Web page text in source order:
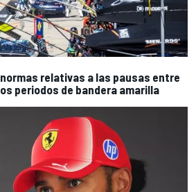
normas relativas a las pausas entre
periodos de bandera amarilla